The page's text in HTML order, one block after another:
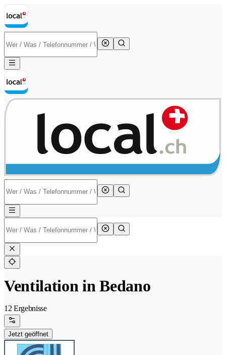
Ventilation in Bedano
12 Ergebnisse
Jetzt geöffnet